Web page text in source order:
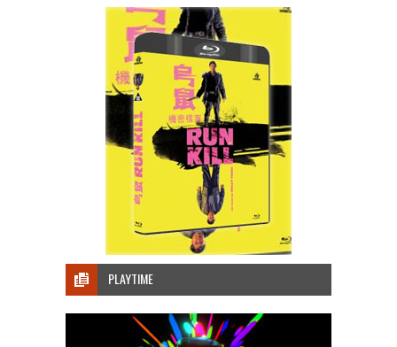
PLAYTIME